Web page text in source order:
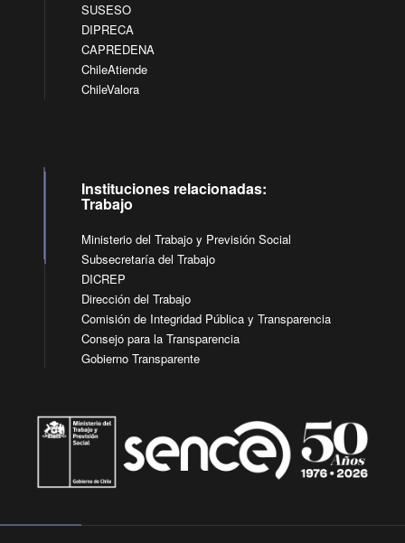
SUSESO
DIPRECA
CAPREDENA
ChileAtiende
ChileValora
Instituciones relacionadas:
Trabajo
Ministerio del Trabajo y Previsión Social
Subsecretaría del Trabajo
DICREP
Dirección del Trabajo
Comisión de Integridad Pública y Transparencia
Consejo para la Transparencia
Gobierno Transparente